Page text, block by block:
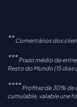
** Comentários dos
*** Prazo médio de
Resto do Mundo (15 dias
**** Profitez de 30%
cumulable, valable une